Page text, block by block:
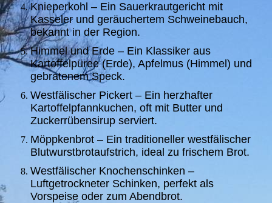
Knieperkohl – Ein Sauerkrautgericht mit
Kasseler und geräuchertem Schweinebauch,
bekannt in der Region.
Himmel und Erde – Ein Klassiker aus
Kartoffelpüree (Erde), Apfelmus (Himmel) und
gebratenem Speck.
Westfälischer Pickert – Ein herzhafter
Kartoffelpfannkuchen, oft mit Butter und
Zuckerrübensirup serviert.
Möppkenbrot – Ein traditioneller westfälischer
Blutwurstbrotaufstrich, ideal zu frischem Brot.
Westfälischer Knochenschinken –
Luftgetrockneter Schinken, perfekt als
Vorspeise oder zum Abendbrot.